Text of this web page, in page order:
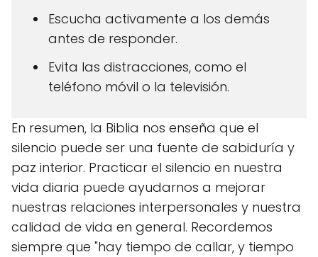
Escucha activamente a los demás
antes de responder.
Evita las distracciones, como el
teléfono móvil o la televisión.
En resumen, la Biblia nos enseña que el
silencio puede ser una fuente de sabiduría y
paz interior. Practicar el silencio en nuestra
vida diaria puede ayudarnos a mejorar
nuestras relaciones interpersonales y nuestra
calidad de vida en general. Recordemos
siempre que "hay tiempo de callar, y tiempo